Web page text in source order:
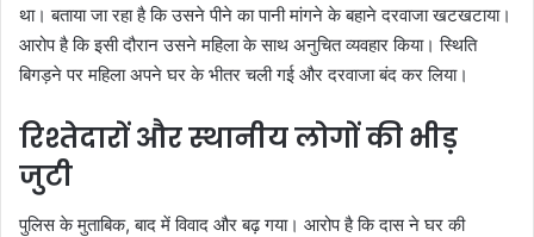
था। बताया जा रहा है कि उसने पीने का पानी मांगने के बहाने दरवाजा खटखटाया।
आरोप है कि इसी दौरान उसने महिला के साथ अनुचित व्यवहार किया। स्थिति
बिगड़ने पर महिला अपने घर के भीतर चली गई और दरवाजा बंद कर लिया।
रिश्तेदारों और स्थानीय लोगों की भीड़
जुटी
पुलिस के मुताबिक, बाद में विवाद और बढ़ गया। आरोप है कि दास ने घर की